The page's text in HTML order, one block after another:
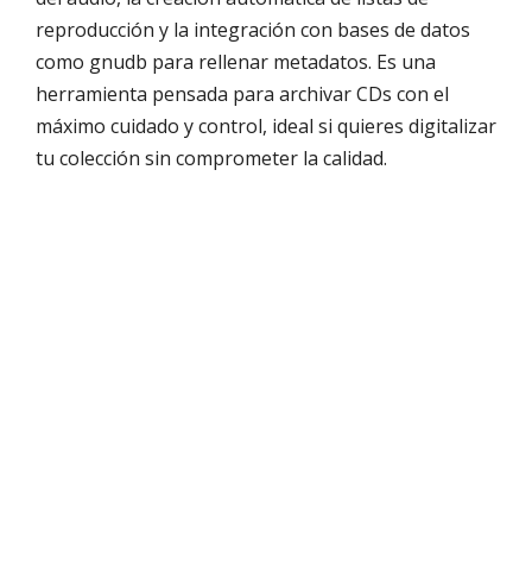
reproducción y la integración con bases de datos
como gnudb para rellenar metadatos. Es una
herramienta pensada para archivar CDs con el
máximo cuidado y control, ideal si quieres digitalizar
tu colección sin comprometer la calidad.